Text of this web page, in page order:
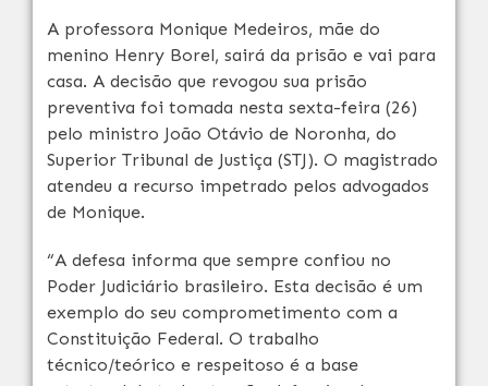
A professora Monique Medeiros, mãe do
menino Henry Borel, sairá da prisão e vai para
casa. A decisão que revogou sua prisão
preventiva foi tomada nesta sexta-feira (26)
pelo ministro João Otávio de Noronha, do
Superior Tribunal de Justiça (STJ). O magistrado
atendeu a recurso impetrado pelos advogados
de Monique.
“A defesa informa que sempre confiou no
Poder Judiciário brasileiro. Esta decisão é um
exemplo do seu comprometimento com a
Constituição Federal. O trabalho
técnico/teórico e respeitoso é a base